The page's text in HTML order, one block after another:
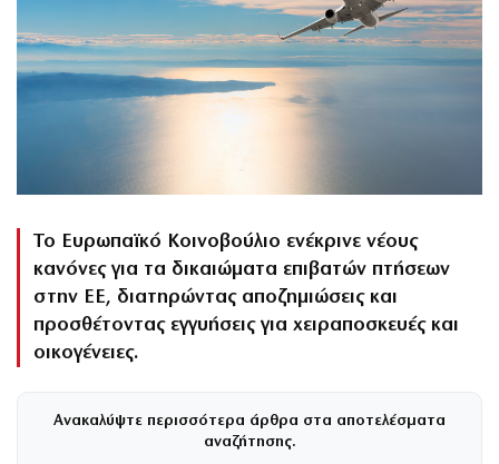
Το Ευρωπαϊκό Κοινοβούλιο ενέκρινε νέους
κανόνες για τα δικαιώματα επιβατών πτήσεων
στην ΕΕ, διατηρώντας αποζημιώσεις και
προσθέτοντας εγγυήσεις για χειραποσκευές και
οικογένειες.
Ανακαλύψτε περισσότερα άρθρα στα αποτελέσματα
αναζήτησης.